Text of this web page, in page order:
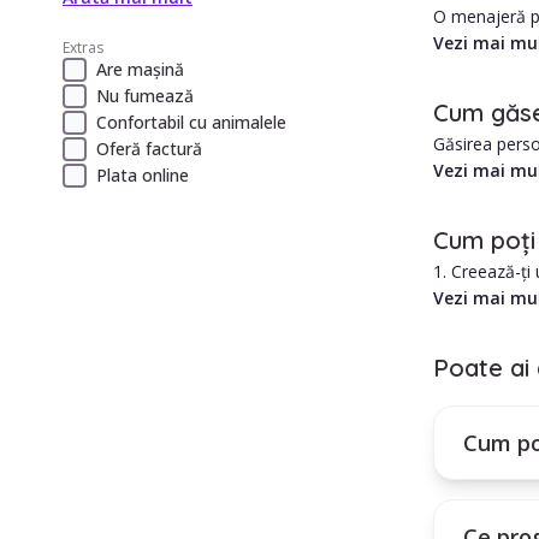
Extras
Are mașină
Nu fumează
Confortabil cu animalele
Oferă factură
Plata online
O menajeră
2. Îngrijire
Vezi mai
Cum
Găsirea
în Palazu
3. Cum ar
4. Se poate
5. Care este
7. Care este
8.
10.
Vezi mai
Cum
1. Creează-ți
2.
Plătești un
Vezi mai
Poate ai
Cum